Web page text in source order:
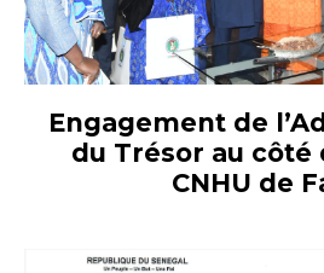
Engagement de
du Trésor au côté
CNHU de